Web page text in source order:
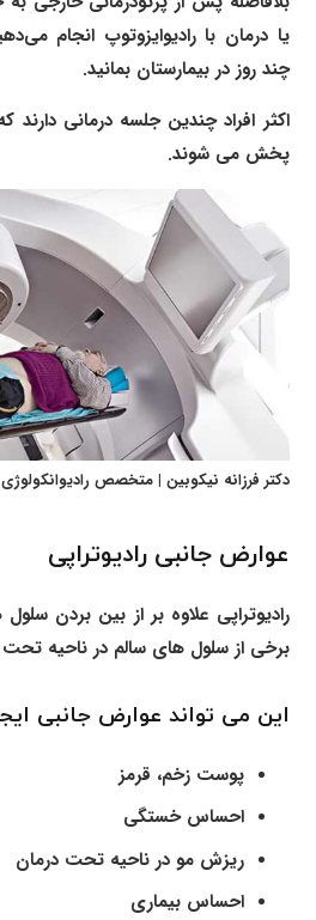
یا درمان با رادیوایزوتوپ انجام
چند روز در بیمارستان بمانید.
اکثر افراد چندین جلسه درمانی
پخش می شوند.
دکتر فرزانه نیکوبین | متخصص
عوارض جانبی رادیوتراپی
رادیوتراپی علاوه بر از بین بردن
برخی از سلول های سالم در ناحیه
این می تواند عوارض جانبی
پوست زخم، قرمز
احساس خستگی
ریزش مو در ناحیه تحت درمان
احساس بیماری